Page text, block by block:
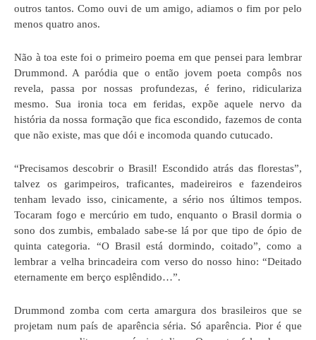
outros tantos. Como ouvi de um amigo, adiamos o fim por pelo
menos quatro anos.
Não à toa este foi o primeiro poema em que pensei para lembrar
Drummond. A paródia que o então jovem poeta compôs nos
revela, passa por nossas profundezas, é ferino, ridiculariza
mesmo. Sua ironia toca em feridas, expõe aquele nervo da
história da nossa formação que fica escondido, fazemos de conta
que não existe, mas que dói e incomoda quando cutucado.
“Precisamos descobrir o Brasil! Escondido atrás das florestas”,
talvez os garimpeiros, traficantes, madeireiros e fazendeiros
tenham levado isso, cinicamente, a sério nos últimos tempos.
Tocaram fogo e mercúrio em tudo, enquanto o Brasil dormia o
sono dos zumbis, embalado sabe-se lá por que tipo de ópio de
quinta categoria. “O Brasil está dormindo, coitado”, como a
lembrar a velha brincadeira com verso do nosso hino: “Deitado
eternamente em berço esplêndido…”.
Drummond zomba com certa amargura dos brasileiros que se
projetam num país de aparência séria. Só aparência. Pior é que